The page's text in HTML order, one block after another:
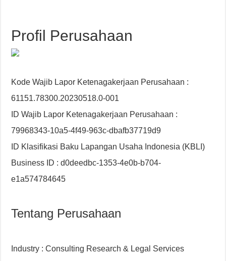
Profil Perusahaan
Kode Wajib Lapor Ketenagakerjaan Perusahaan :
61151.78300.20230518.0-001
ID Wajib Lapor Ketenagakerjaan Perusahaan :
79968343-10a5-4f49-963c-dbafb37719d9
ID Klasifikasi Baku Lapangan Usaha Indonesia (KBLI)
Business ID : d0deedbc-1353-4e0b-b704-
e1a574784645
Tentang Perusahaan
Industry : Consulting Research & Legal Services